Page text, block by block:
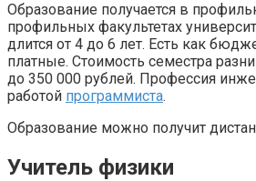
Образование получается в
профильных факультетах
длится от 4 до 6 лет. Есть как
платные. Стоимость семестра
до 350 000 рублей. Профессия
работой программиста.
Образование можно получит
Учитель физики